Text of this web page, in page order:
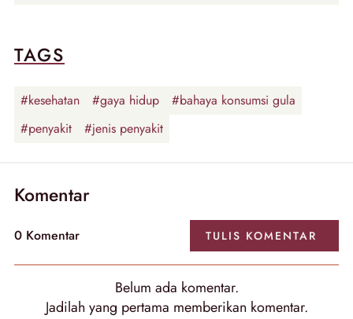
TAGS
#kesehatan #gaya hidup
#bahaya konsumsi gula
#penyakit
#jenis penyakit
Komentar
0 Komentar TULIS KOMENTAR
Belum ada komentar.
Jadilah yang pertama memberikan komentar.